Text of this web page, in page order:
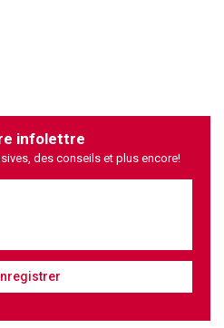
infolettre
des conseils et plus encore!